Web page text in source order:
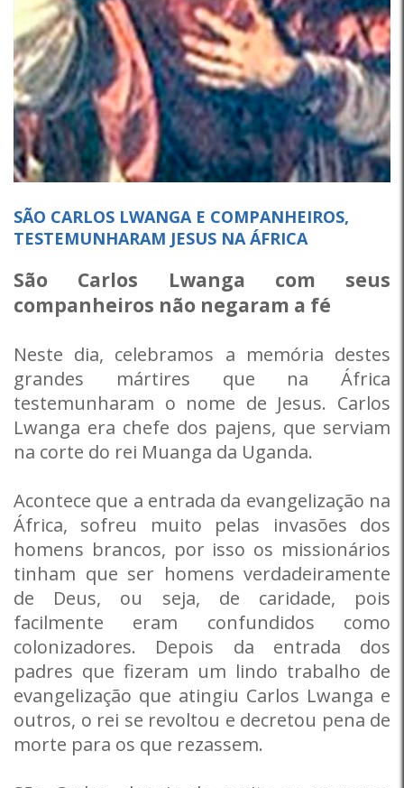
SÃO CARLOS LWANGA E COMPANHEIROS,
TESTEMUNHARAM JESUS NA ÁFRICA
São Carlos Lwanga com seus
companheiros não negaram a fé
Neste dia, celebramos a memória destes
grandes mártires que na África
testemunharam o nome de Jesus. Carlos
Lwanga era chefe dos pajens, que serviam
na corte do rei Muanga da Uganda.
Acontece que a entrada da evangelização na
África, sofreu muito pelas invasões dos
homens brancos, por isso os missionários
tinham que ser homens verdadeiramente
de Deus, ou seja, de caridade, pois
facilmente eram confundidos como
colonizadores. Depois da entrada dos
padres que fizeram um lindo trabalho de
evangelização que atingiu Carlos Lwanga e
outros, o rei se revoltou e decretou pena de
morte para os que rezassem.